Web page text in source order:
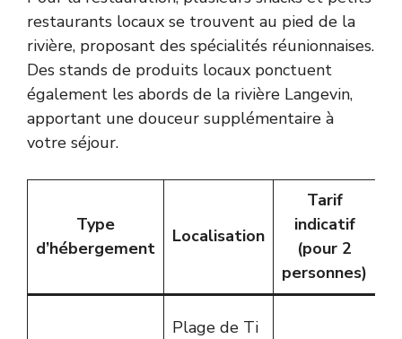
restaurants locaux se trouvent au pied de la
rivière, proposant des spécialités réunionnaises.
Des stands de produits locaux ponctuent
également les abords de la rivière Langevin,
apportant une douceur supplémentaire à
votre séjour.
Type
d’hébergement
Localisation
Tarif
indicatif
(pour 2
personnes)
Plage de Ti